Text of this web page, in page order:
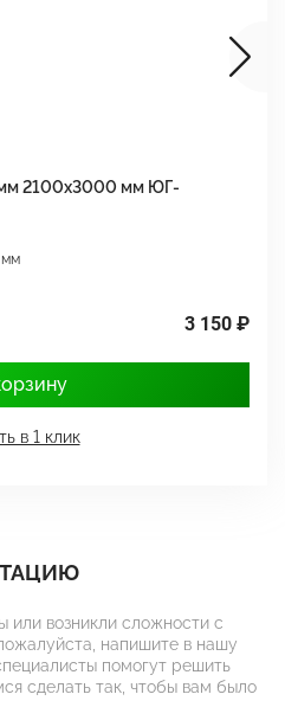
2100х3000 мм ЮГ-
мм
3 150 ₽
в 1 клик
или возникли сложности с
напишите в нашу
помогут решить
сделать так, чтобы вам было